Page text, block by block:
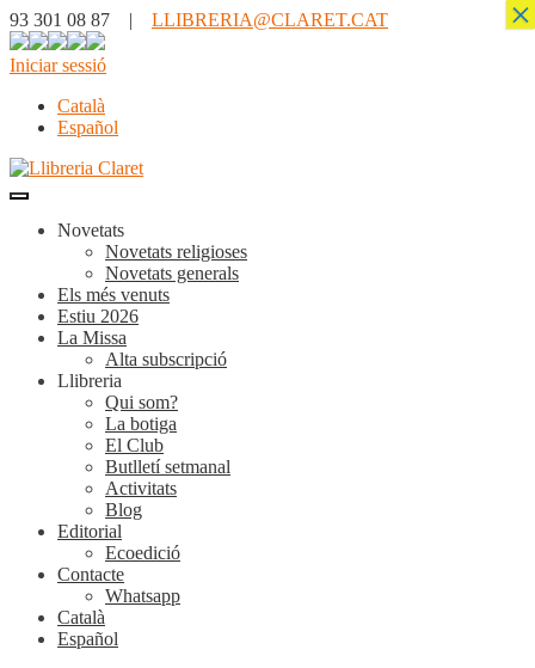
93 301 08 87 | LLIBRERIA@CLARET.CAT
Iniciar sessió
Català
Español
Novetats
Novetats religioses
Novetats generals
Els més venuts
Estiu 2026
La Missa
Alta subscripció
Llibreria
Qui som?
La botiga
El Club
Butlletí setmanal
Activitats
Blog
Editorial
Ecoedició
Contacte
Whatsapp
Català
Español
×